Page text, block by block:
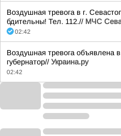
Воздушная тревога в г.
бдительны! Тел. 112.// МЧС
02:42
Воздушная тревога объявлена
губернатор// Украина.ру
02:42